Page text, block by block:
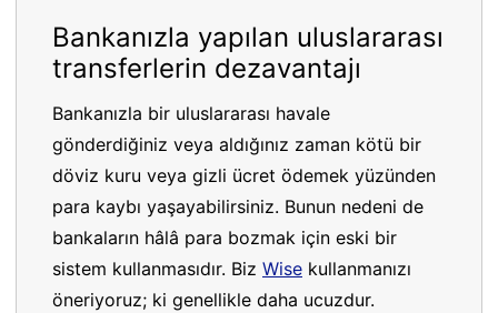
Bankanızla yapılan uluslararası
transferlerin dezavantajı
Bankanızla bir uluslararası havale
gönderdiğiniz veya aldığınız zaman kötü bir
döviz kuru veya gizli ücret ödemek yüzünden
para kaybı yaşayabilirsiniz. Bunun nedeni de
bankaların hâlâ para bozmak için eski bir
sistem kullanmasıdır. Biz Wise kullanmanızı
öneriyoruz; ki genellikle daha ucuzdur.